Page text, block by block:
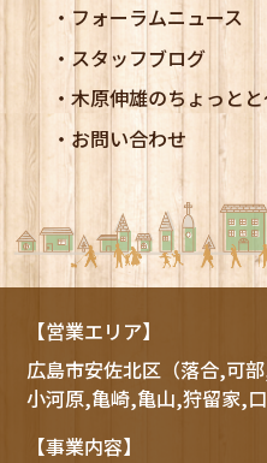
フォーラムニュース
スタッフブログ
木原伸雄のちょっとと
お問い合わせ
【営業エリア】
広島市安佐北区（落合,可
小河原,亀崎,亀山,狩留家,
【事業内容】